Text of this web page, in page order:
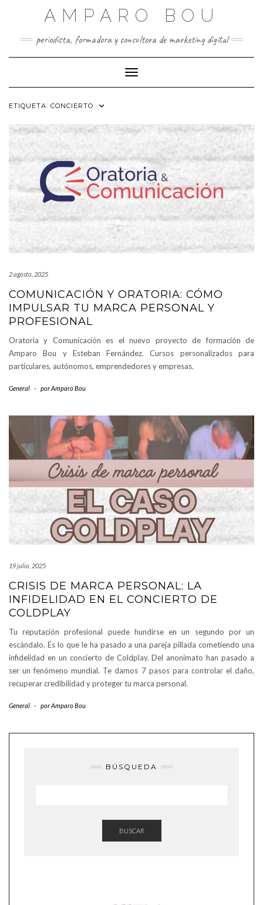
AMPARO BOU
periodista, formadora y consultora de marketing digital
Cambiar modo de navegación
ETIQUETA: CONCIERTO
2 agosto, 2025
COMUNICACIÓN Y ORATORIA: CÓMO
IMPULSAR TU MARCA PERSONAL Y
PROFESIONAL
Oratoria y Comunicación es el nuevo proyecto de formación de
Amparo Bou y Esteban Fernández. Cursos personalizados para
particulares, autónomos, emprendedores y empresas.
General - porAmparo Bou
19 julio, 2025
CRISIS DE MARCA PERSONAL: LA
INFIDELIDAD EN EL CONCIERTO DE
COLDPLAY
Tu reputación profesional puede hundirse en un segundo por un
escándalo. Es lo que le ha pasado a una pareja pillada cometiendo una
infidelidad en un concierto de Coldplay. Del anonimato han pasado a
ser un fenómeno mundial. Te damos 7 pasos para controlar el daño,
recuperar credibilidad y proteger tu marca personal.
General - porAmparo Bou
BÚSQUEDA
BUSCAR